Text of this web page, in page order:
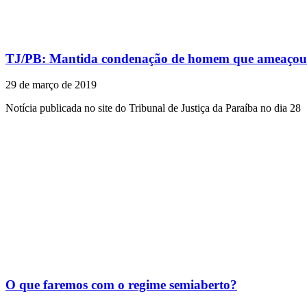
TJ/PB: Mantida condenação de homem que
29 de março de 2019
Notícia publicada no site do Tribunal de Justiça da Paraíba no dia 28
O que faremos com o regime semiaberto?